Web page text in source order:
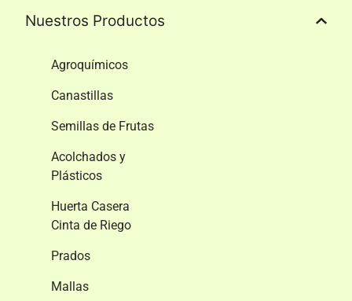
Nuestros Productos
Agroquímicos
Canastillas
Semillas de Frutas
Acolchados y
Plásticos
Huerta Casera
Cinta de Riego
Prados
Mallas